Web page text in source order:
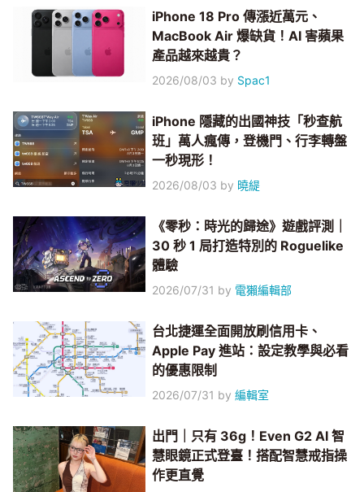
iPhone 18 Pro 傳漲近萬元、
MacBook Air 爆缺貨！AI 害蘋果
產品越來越貴？
2026/08/03 by Spac1
iPhone 隱藏的出國神技「秒查航
班」萬人瘋傳，登機門、行李轉盤
一秒現形！
2026/08/03 by 曉緹
《零秒：時光的歸途》遊戲評測｜
30 秒 1 局打造特別的 Roguelike
體驗
2026/07/31 by 電獺編輯部
台北捷運全面開放刷信用卡、
Apple Pay 進站：設定教學與必看
的優惠限制
2026/07/31 by編輯室
出門｜只有 36g！Even G2 AI 智
慧眼鏡正式登臺！搭配智慧戒指操
作更直覺